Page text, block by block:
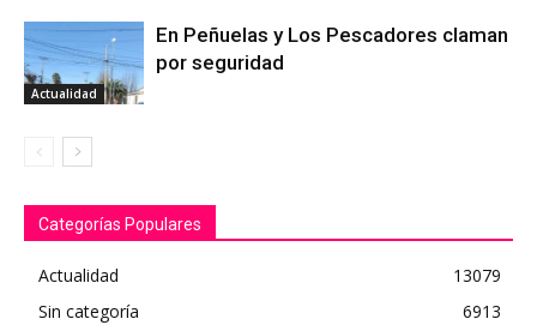
Actualidad
En Peñuelas y Los Pescadores claman
por seguridad
Categorías Populares
Actualidad
13079
Sin categoría
6913